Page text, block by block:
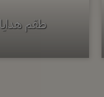
طقم هدايا